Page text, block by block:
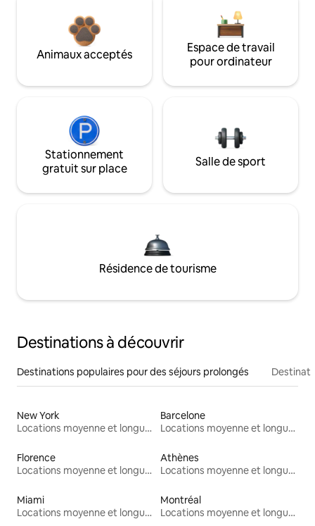
Animaux acceptés
Espace de travail
pour ordinateur
Stationnement
gratuit sur place
Salle de sport
Résidence de tourisme
Destinations à découvrir
Destinations populaires pour des séjours prolongés
New York
Locations moyenne et longue durée
Barcelone
Locations moyenne et longue durée
Florence
Locations moyenne et longue durée
Athènes
Locations moyenne et longue durée
Miami
Locations moyenne et longue durée
Montréal
Locations moyenne et longue durée